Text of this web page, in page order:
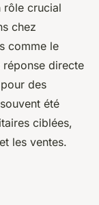
rôle crucial
chez
comme le
réponse directe
des
été
ciblées,
les ventes.